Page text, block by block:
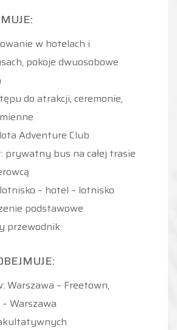
w hotelach i
pokoje dwuosobowe
do atrakcji, ceremonie,
Adventure Club
prywatny bus na całej trasie
– hotel – lotnisko
podstawowe
przewodnik
Warszawa – Freetown,
Warszawa